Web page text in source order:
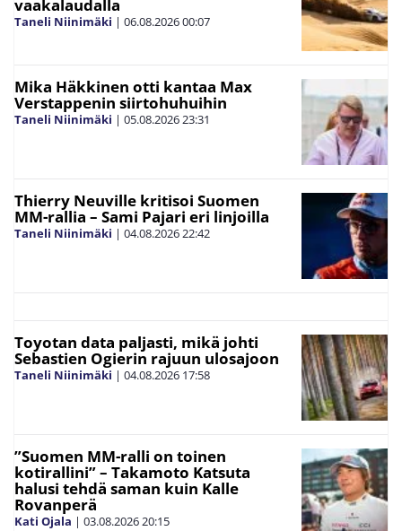
vaakalaudalla
Taneli Niinimäki | 06.08.202600:07
Mika Häkkinen otti kantaa Max
Verstappenin siirtohuhuihin
Taneli Niinimäki | 05.08.202623:31
Thierry Neuville kritisoi Suomen
MM-rallia – Sami Pajari eri linjoilla
Taneli Niinimäki | 04.08.202622:42
Toyotan data paljasti, mikä johti
Sebastien Ogierin rajuun ulosajoon
Taneli Niinimäki | 04.08.2026 17:58
”Suomen MM-ralli on toinen
kotirallini” – Takamoto Katsuta
halusi tehdä saman kuin Kalle
Rovanperä
Kati Ojala | 03.08.202620:15